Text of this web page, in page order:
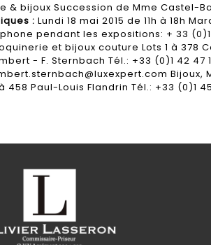
& bijoux Succession de Mme Castel-
: Lundi 18 mai 2015 de 11h à 18h
pendant les expositions: + 33 (0)1
et bijoux couture Lots 1 à 378
- F. Sternbach Tél.: +33 (0)1 42 47
Bijoux,
458 Paul-Louis Flandrin Tél.: +33 (0)1